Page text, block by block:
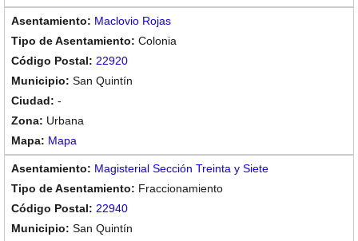
Maclovio Rojas
Colonia
22920
San Quintín
-
Urbana
Mapa
Magisterial Sección Treinta y Siete
Fraccionamiento
22940
San Quintín